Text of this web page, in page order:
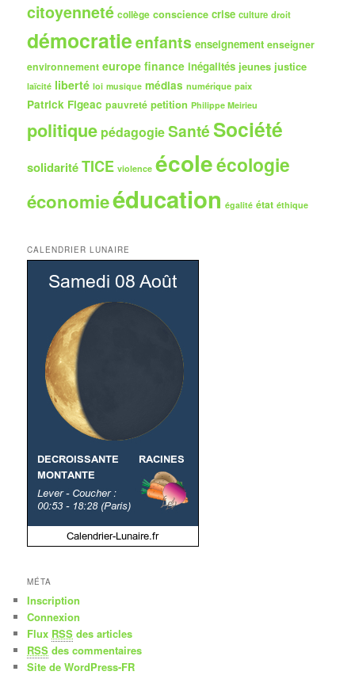
citoyenneté collège conscience crise culture droit
démocratieenfants enseignement enseigner
environnement europe finance inégalités jeunes justice
laïcité liberté loi musique médias numérique paix
Patrick Figeac pauvreté petition Philippe Meirieu
politique pédagogieSantéSociété
solidaritéTICE violence écoleécologie
économieéducation égalité état éthique
CALENDRIER LUNAIRE
MÉTA
Inscription
Connexion
Flux RSS des articles
RSS des commentaires
Site de WordPress-FR